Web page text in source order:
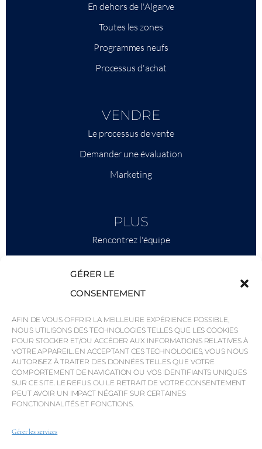
GÉRER LE
CONSENTEMENT
AFIN DE VOUS OFFRIR LA MEILLEURE EXPÉRIENCE POSSIBLE,
NOUS UTILISONS DES TECHNOLOGIES TELLES QUE LES COOKIES
POUR STOCKER ET/OU ACCÉDER AUX INFORMATIONS RELATIVES À
VOTRE APPAREIL. EN ACCEPTANT CES TECHNOLOGIES, VOUS NOUS
AUTORISEZ À TRAITER DES DONNÉES TELLES QUE VOTRE
COMPORTEMENT DE NAVIGATION OU VOS IDENTIFIANTS UNIQUES
SUR CE SITE. LE REFUS OU LE RETRAIT DE VOTRE CONSENTEMENT
PEUT AVOIR UN IMPACT NÉGATIF SUR CERTAINES
FONCTIONNALITÉS ET FONCTIONS.
Gérer les services
En dehors de l'Algarve
Toutes les zones
Programmes neufs
Processus d'achat
VENDRE
Le processus de vente
Demander une évaluation
Marketing
PLUS
Rencontrez l'équipe
Pourquoi QP Savills ?
Actualités et événements
Cartes de la région
Communauté
Carrières